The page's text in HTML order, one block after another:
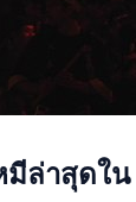
ล่าสุดใ